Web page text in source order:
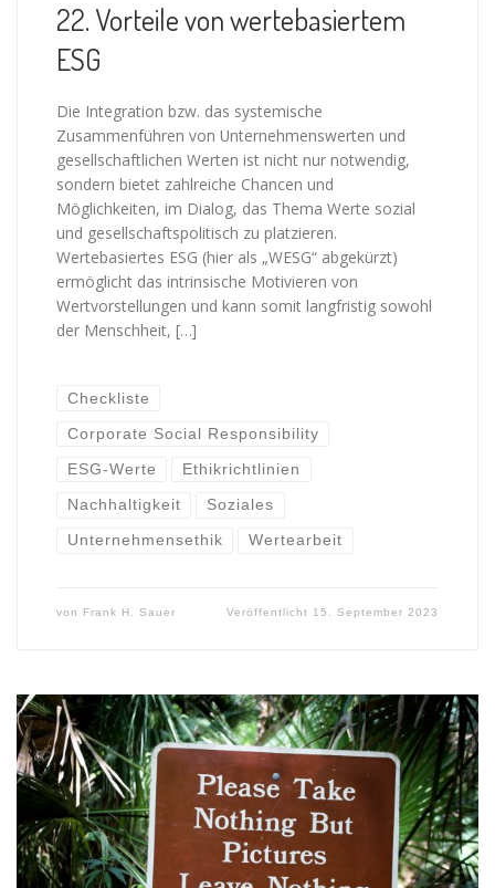
22. Vorteile von wertebasiertem
ESG
Die Integration bzw. das systemische
Zusammenführen von Unternehmenswerten und
gesellschaftlichen Werten ist nicht nur notwendig,
sondern bietet zahlreiche Chancen und
Möglichkeiten, im Dialog, das Thema Werte sozial
und gesellschaftspolitisch zu platzieren.
Wertebasiertes ESG (hier als „WESG“ abgekürzt)
ermöglicht das intrinsische Motivieren von
Wertvorstellungen und kann somit langfristig sowohl
der Menschheit, […]
Checkliste
Corporate Social Responsibility
ESG-Werte Ethikrichtlinien
Nachhaltigkeit Soziales
Unternehmensethik Wertearbeit
von Frank H. Sauer Veröffentlicht 15. September 2023